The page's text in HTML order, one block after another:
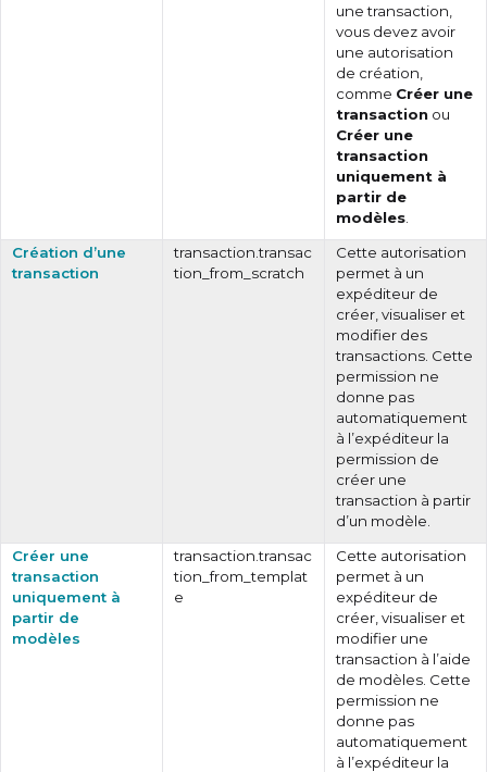
une transaction,
vous devez avoir
une autorisation
de création,
comme Créer une
transaction ou
Créer une
transaction
uniquement à
partir de
modèles
Création d’une
transaction
transaction.transac
tion_from_scratch
Cette autorisation
permet à un
expéditeur de
créer, visualiser et
modifier des
transactions. Cette
permission ne
donne pas
automatiquement
à l’expéditeur la
permission de
créer une
transaction à partir
d’un modèle.
Créer une
transaction
uniquement à
partir de
modèles
transaction.transac
tion_from_templat
e
Cette autorisation
permet à un
expéditeur de
créer, visualiser et
modifier une
transaction à l’aide
de modèles. Cette
permission ne
donne pas
automatiquement
à l’expéditeur la